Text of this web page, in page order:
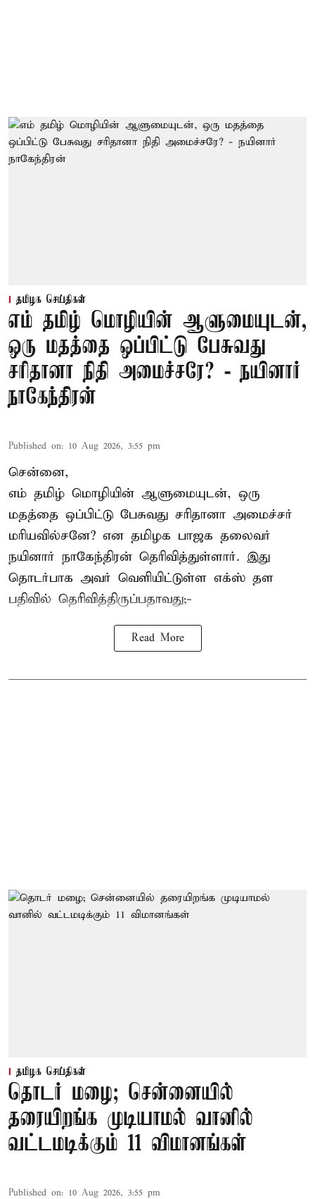
தமிழக செய்திகள்
எம் தமிழ் மொழியின் ஆளுமையுடன்,
ஒரு மதத்தை ஒப்பிட்டு பேசுவது
சரிதானா நிதி அமைச்சரே? - நயினார்
நாகேந்திரன்
Published on: 10 Aug 2026, 3:55 pm
சென்னை,
எம் தமிழ் மொழியின் ஆளுமையுடன், ஒரு
மதத்தை ஒப்பிட்டு பேசுவது சரிதானா அமைச்சர்
மரியவில்சனே? என தமிழக பாஜக தலைவர்
நயினார் நாகேந்திரன் தெரிவித்துள்ளார். இது
தொடர்பாக அவர் வெளியிட்டுள்ள எக்ஸ் தள
பதிவில் தெரிவித்திருப்பதாவது;-
Read More
தமிழக செய்திகள்
தொடர் மழை; சென்னையில்
தரையிறங்க முடியாமல் வானில்
வட்டமடிக்கும் 11 விமானங்கள்
Published on: 10 Aug 2026, 3:55 pm